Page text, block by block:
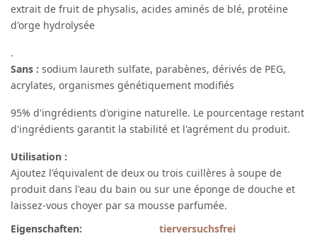
extrait de fruit de physalis, acides aminés de blé, protéine
d'orge hydrolysée
.
Sans : sodium laureth sulfate, parabènes, dérivés de PEG,
acrylates, organismes génétiquement modifiés
95% d'ingrédients d'origine naturelle. Le pourcentage restant
d'ingrédients garantit la stabilité et l'agrément du produit.
Utilisation :
Ajoutez l'équivalent de deux ou trois cuillères à soupe de
produit dans l'eau du bain ou sur une éponge de douche et
laissez-vous choyer par sa mousse parfumée.
Eigenschaften:
tierversuchsfrei